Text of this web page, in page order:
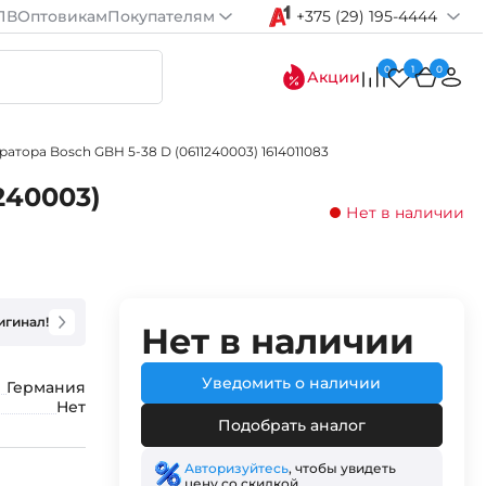
ОптовикамПокупателям +375 (29) 195-4444
Акции 0 1 0
Bosch GBH 5-38 D (0611240003) 1614011083
Нет в наличии
Германия
Нет
Нет в наличии
Уведомить о наличии
Подобрать аналог
Авторизуйтесь, чтобы увидеть
цену со скидкой